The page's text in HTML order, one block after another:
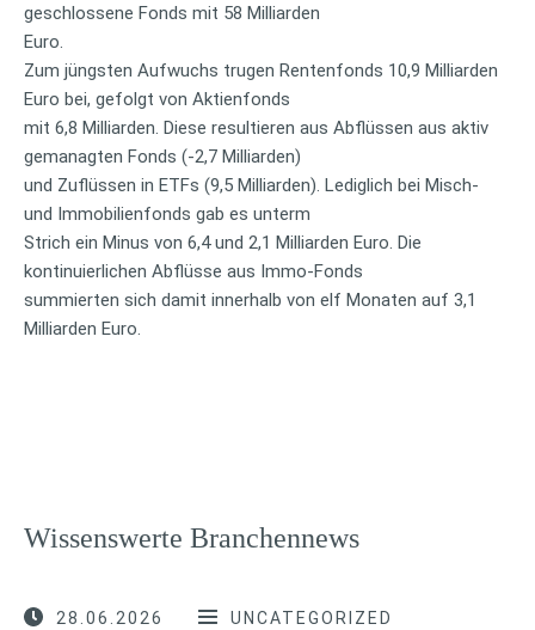
geschlossene Fonds mit 58 Milliarden
Euro.
Zum jüngsten Aufwuchs trugen Rentenfonds 10,9 Milliarden
Euro bei, gefolgt von Aktienfonds
mit 6,8 Milliarden. Diese resultieren aus Abflüssen aus aktiv
gemanagten Fonds (-2,7 Milliarden)
und Zuflüssen in ETFs (9,5 Milliarden). Lediglich bei Misch-
und Immobilienfonds gab es unterm
Strich ein Minus von 6,4 und 2,1 Milliarden Euro. Die
kontinuierlichen Abflüsse aus Immo-Fonds
summierten sich damit innerhalb von elf Monaten auf 3,1
Milliarden Euro.
Wissenswerte Branchennews
28.06.2026 UNCATEGORIZED